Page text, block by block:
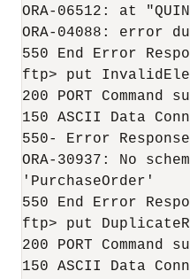
ORA-06512: at
ORA-04088: error
550 End Error
ftp> put
200 PORT Command
150 ASCII Data
550- Error Response
ORA-30937: No
'PurchaseOrder'
550 End Error
ftp> put
200 PORT Command
150 ASCII Data